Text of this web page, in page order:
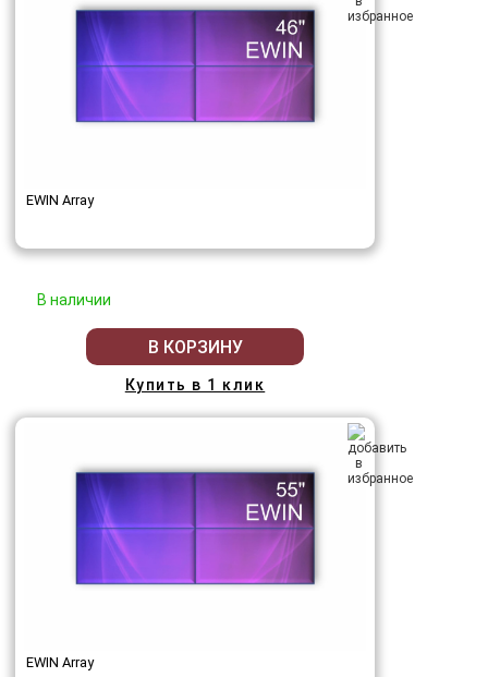
EWIN Array
В наличии
В КОРЗИНУ
Купить в 1 клик
EWIN Array